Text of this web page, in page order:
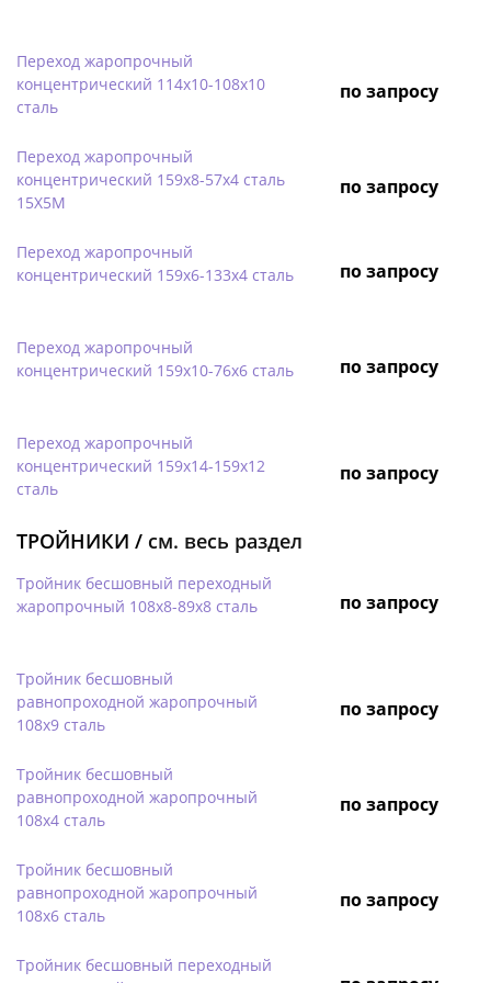
Переход жаропрочный
концентрический 114х10-108х10
сталь
по запросу
Переход жаропрочный
концентрический 159х8-57х4 сталь
15Х5М
по запросу
Переход жаропрочный
концентрический 159х6-133х4 сталь
по запросу
Переход жаропрочный
концентрический 159х10-76х6 сталь
по запросу
Переход жаропрочный
концентрический 159х14-159х12
сталь
по запросу
ТРОЙНИКИ / см. весь раздел
Тройник бесшовный переходный
жаропрочный 108х8-89х8 сталь
по запросу
Тройник бесшовный
равнопроходной жаропрочный
108х9 сталь
по запросу
Тройник бесшовный
равнопроходной жаропрочный
108х4 сталь
по запросу
Тройник бесшовный
равнопроходной жаропрочный
108х6 сталь
по запросу
Тройник бесшовный переходный